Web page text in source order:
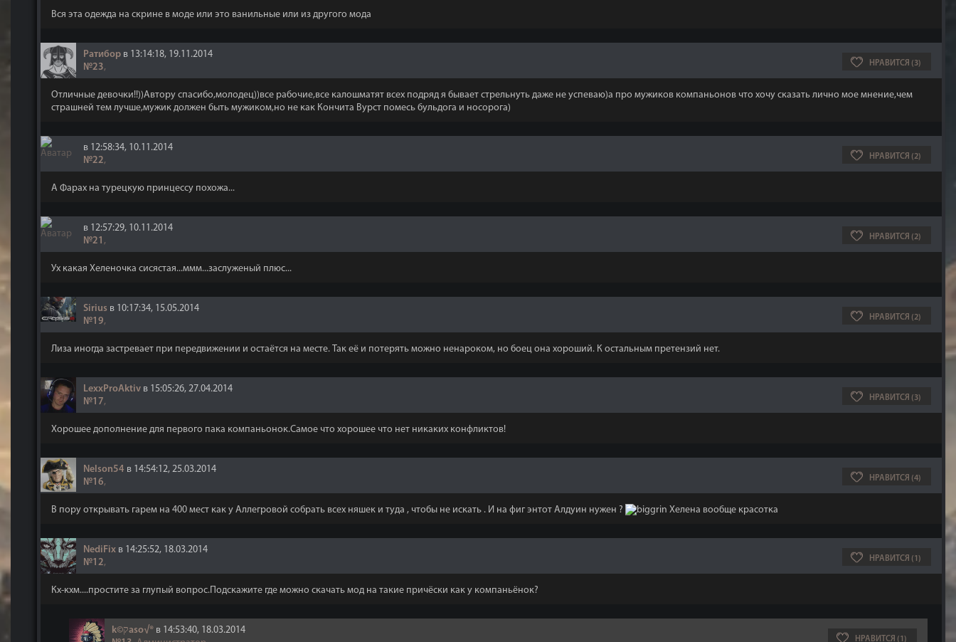
Вся эта одежда на скрине в моде или это ванильные или из другого мода
Ратибор в 13:14:18, 19.11.2014
№23, НРАВИТСЯ (3)
Отличные девочки!!))Автору спасибо,молодец))все рабочие,все калошматят всех подряд я бывает стрельнуть даже не успеваю)а про мужиков компаньонов что хочу сказать лично мое мнение,чем
страшней тем лучше,мужик должен быть мужиком,но не как Кончита Вурст помесь бульдога и носорога)
в 12:58:34, 10.11.2014
№22, НРАВИТСЯ (2)
А Фарах на турецкую принцессу похожа...
в 12:57:29, 10.11.2014
№21 , НРАВИТСЯ (2)
Ух какая Хеленочка сисястая...ммм...заслуженый плюс...
Sirius в 10:17:34, 15.05.2014
№19, НРАВИТСЯ (2)
Лиза иногда застревает при передвижении и остаётся на месте. Так её и потерять можно ненароком, но боец она хороший. К остальным претензий нет.
LexxProAktiv в 15:05:26, 27.04.2014
№17, НРАВИТСЯ (3)
Хорошее дополнение для первого пака компаньонок.Самое что хорошее что нет никаких конфликтов!
Nelson54 в 14:54:12, 25.03.2014
№16, НРАВИТСЯ (4)
В пору открывать гарем на 400 мест как у Аллегровой собрать всех няшек и туда , чтобы не искать . И на фиг энтот Алдуин нужен ? Хелена вообще красотка
NediFix в 14:25:52, 18.03.2014
№12, НРАВИТСЯ (1)
Кх-кхм....простите за глупый вопрос.Подскажите где можно скачать мод на такие причёски как у компаньёнок?
k©קaso√® в 14:53:40, 18.03.2014
НРАВИТСЯ (1)